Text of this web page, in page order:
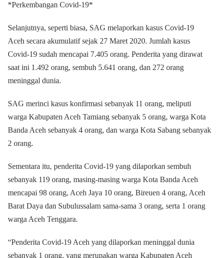
*Perkembangan Covid-19*
Selanjutnya, seperti biasa, SAG melaporkan kasus Covid-19
Aceh secara akumulatif sejak 27 Maret 2020. Jumlah kasus
Covid-19 sudah mencapai 7.405 orang. Penderita yang dirawat
saat ini 1.492 orang, sembuh 5.641 orang, dan 272 orang
meninggal dunia.
SAG merinci kasus konfirmasi sebanyak 11 orang, meliputi
warga Kabupaten Aceh Tamiang sebanyak 5 orang, warga Kota
Banda Aceh sebanyak 4 orang, dan warga Kota Sabang sebanyak
2 orang.
Sementara itu, penderita Covid-19 yang dilaporkan sembuh
sebanyak 119 orang, masing-masing warga Kota Banda Aceh
mencapai 98 orang, Aceh Jaya 10 orang, Bireuen 4 orang, Aceh
Barat Daya dan Subulussalam sama-sama 3 orang, serta 1 orang
warga Aceh Tenggara.
“Penderita Covid-19 Aceh yang dilaporkan meninggal dunia
sebanyak 1 orang, yang merupakan warga Kabupaten Aceh